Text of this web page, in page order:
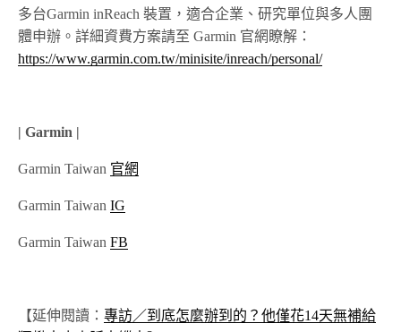
多台Garmin inReach 裝置，適合企業、研究單位與多人團
體申辦。詳細資費方案請至 Garmin 官網瞭解：
https://www.garmin.com.tw/minisite/inreach/personal/
| Garmin |
Garmin Taiwan 官網
Garmin TaiwanIG
Garmin TaiwanFB
【延伸閱讀： 專訪／到底怎麼辦到的？他僅花14天無補給